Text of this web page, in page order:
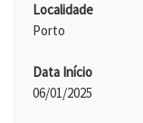
Localidade
Porto
Data Início
06/01/2025